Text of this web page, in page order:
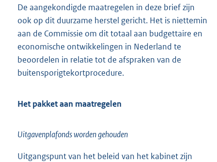
De aangekondigde maatregelen in deze brief zijn
ook op dit duurzame herstel gericht. Het is niettemin
aan de Commissie om dit totaal aan budgettaire en
economische ontwikkelingen in Nederland te
beoordelen in relatie tot de afspraken van de
buitensporigtekortprocedure.
Het pakket aan maatregelen
Uitgavenplafonds worden gehouden
Uitgangspunt van het beleid van het kabinet zijn